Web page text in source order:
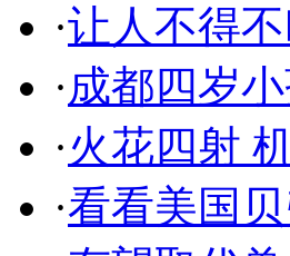
·让人不得
·成都四岁
·火花四射
·看看美国